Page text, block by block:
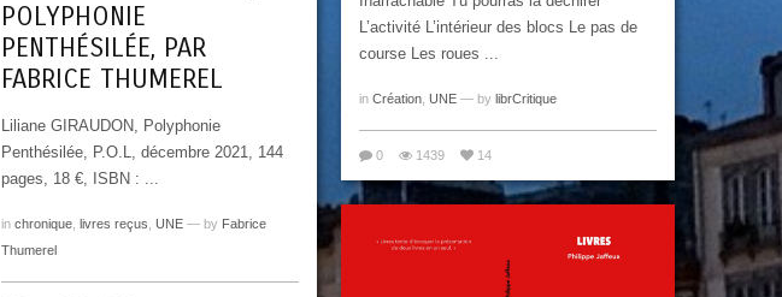
POLYPHONIE
PENTHÉSILÉE, PAR
FABRICE THUMEREL
Liliane GIRAUDON, Polyphonie
Penthésilée, P.O.L, décembre 2021, 144
pages, 18 €, ISBN : ...
in chronique livres reçus UNE — by Fabrice
Thumerel
L’activité L’intérieur des blocs Le pas de
course Les roues ...
in Création UNE — by librCritique
0 1439 14